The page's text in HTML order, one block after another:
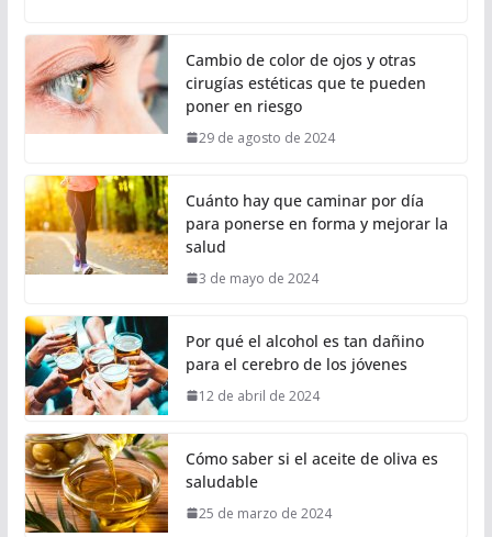
Cambio de color de ojos y otras
cirugías estéticas que te pueden
poner en riesgo
29 de agosto de 2024
Cuánto hay que caminar por día
para ponerse en forma y mejorar la
salud
3 de mayo de 2024
Por qué el alcohol es tan dañino
para el cerebro de los jóvenes
12 de abril de 2024
Cómo saber si el aceite de oliva es
saludable
25 de marzo de 2024